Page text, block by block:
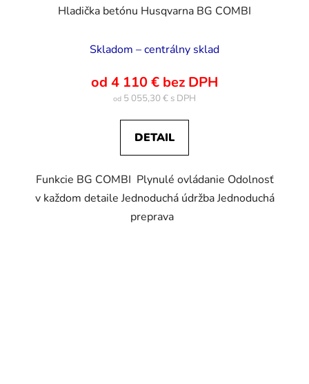
Hladička betónu Husqvarna BG COMBI
Skladom – centrálny sklad
od 4 110 € bez DPH
od 5 055,30 €
DETAIL
Funkcie BG COMBI Plynulé ovládanie Odolnosť
v každom detaile Jednoduchá údržba Jednoduchá
preprava